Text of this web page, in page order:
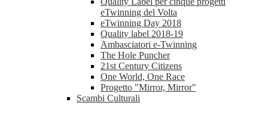
eTwinning del Volta
eTwinning Day 2018
Quality label 2018-19
Ambasciatori e-Twinning
The Hole Puncher
21st Century Citizens
One World, One Race
Progetto "Mirror, Mirror"
Scambi Culturali